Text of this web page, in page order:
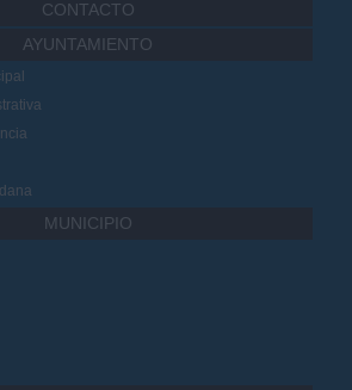
CONTACTO
AYUNTAMIENTO
MUNICIPIO